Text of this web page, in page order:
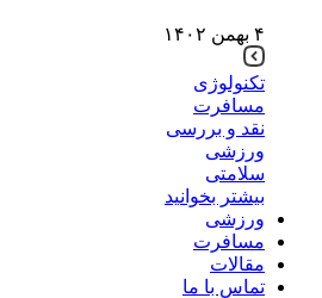
۴ بهمن ۱۴۰۲
تکنولوژی
مسافرت
نقد و بررسی
ورزشی
سلامتی
بیشتر بخوانید
ورزشی
مسافرت
مقالات
تماس با ما